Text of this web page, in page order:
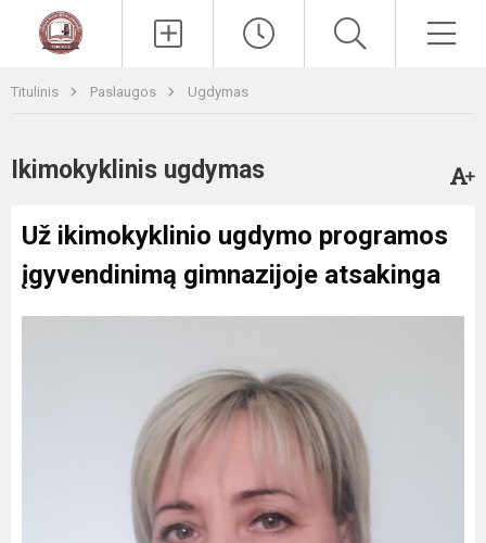
Titulinis Paslaugos Ugdymas
Ikimokyklinis ugdymas
Už ikimokyklinio ugdymo programos
įgyvendinimą gimnazijoje atsakinga